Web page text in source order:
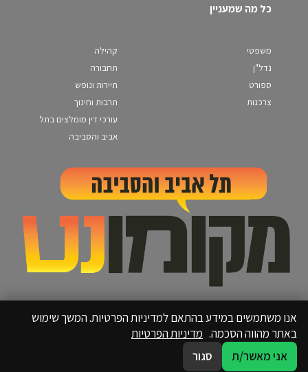
כל מה שמעניין
משפטי
נדל"ן
ספורט
צרכנות
קהילה
תחבורה
תיירות ונופש
תרבות וחינוך
עורכי דין מומלצים בתל
אביב והסביבה
אנו משתמשים במידע בהתאם למדיניות הפרטיות. המשך שימוש
באתר מהווה הסכמה. מדיניות הפרטיות
אני מאשר/ת
סגור